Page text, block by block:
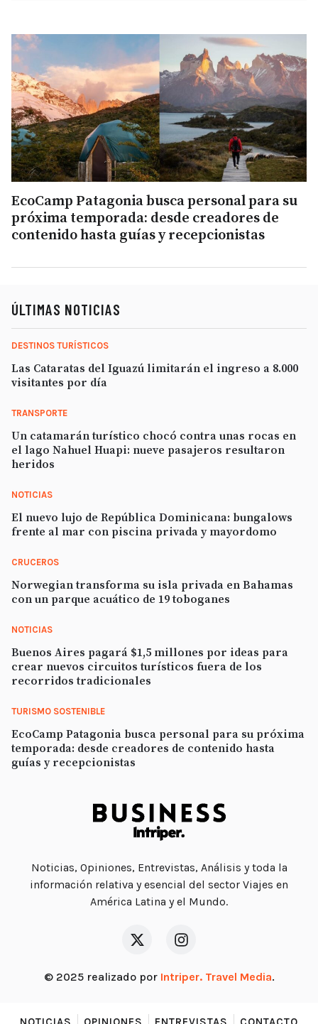
EcoCamp Patagonia busca personal para su
próxima temporada: desde creadores de
contenido hasta guías y recepcionistas
Noticias, Opiniones, Entrevistas, Análisis y toda la
información relativa y esencial del sector Viajes en
América Latina y el Mundo.
© 2025 realizado por Intriper. Travel Media.
ÚLTIMAS NOTICIAS
DESTINOS TURÍSTICOS
Las Cataratas del Iguazú limitarán el ingreso a 8.000
visitantes por día
TRANSPORTE
Un catamarán turístico chocó contra unas rocas en
el lago Nahuel Huapi: nueve pasajeros resultaron
heridos
NOTICIAS
El nuevo lujo de República Dominicana: bungalows
frente al mar con piscina privada y mayordomo
CRUCEROS
Norwegian transforma su isla privada en Bahamas
con un parque acuático de 19 toboganes
NOTICIAS
Buenos Aires pagará $1,5 millones por ideas para
crear nuevos circuitos turísticos fuera de los
recorridos tradicionales
TURISMO SOSTENIBLE
EcoCamp Patagonia busca personal para su próxima
temporada: desde creadores de contenido hasta
guías y recepcionistas